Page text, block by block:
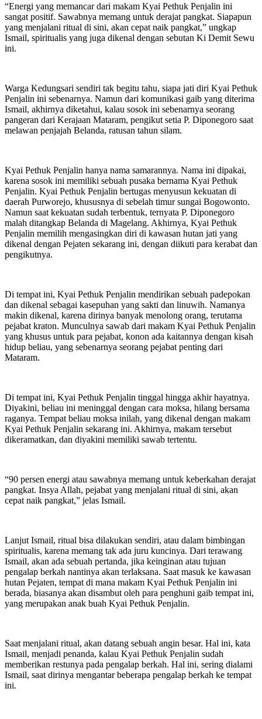
“Energi yang memancar dari makam Kyai Pethuk Penjalin ini
sangat positif. Sawabnya memang untuk derajat pangkat. Siapapun
yang menjalani ritual di sini, akan cepat naik pangkat,” ungkap
Ismail, spiritualis yang juga dikenal dengan sebutan Ki Demit Sewu
ini.
Warga Kedungsari sendiri tak begitu tahu, siapa jati diri Kyai Pethuk
Penjalin ini sebenarnya. Namun dari komunikasi gaib yang diterima
Ismail, akhirnya diketahui, kalau sosok ini sebenarnya seorang
pangeran dari Kerajaan Mataram, pengikut setia P. Diponegoro saat
melawan penjajah Belanda, ratusan tahun silam.
Kyai Pethuk Penjalin hanya nama samarannya. Nama ini dipakai,
karena sosok ini memiliki sebuah pusaka bernama Kyai Pethuk
Penjalin. Kyai Pethuk Penjalin bertugas menyusun kekuatan di
daerah Purworejo, khususnya di sebelah timur sungai Bogowonto.
Namun saat kekuatan sudah terbentuk, ternyata P. Diponegoro
malah ditangkap Belanda di Magelang. Akhirnya, Kyai Pethuk
Penjalin memilih mengasingkan diri di kawasan hutan jati yang
dikenal dengan Pejaten sekarang ini, dengan diikuti para kerabat dan
pengikutnya.
Di tempat ini, Kyai Pethuk Penjalin mendirikan sebuah padepokan
dan dikenal sebagai kasepuhan yang sakti dan linuwih. Namanya
makin dikenal, karena dirinya banyak menolong orang, terutama
pejabat kraton. Munculnya sawab dari makam Kyai Pethuk Penjalin
yang khusus untuk para pejabat, konon ada kaitannya dengan kisah
hidup beliau, yang sebenarnya seorang pejabat penting dari
Mataram.
Di tempat ini, Kyai Pethuk Penjalin tinggal hingga akhir hayatnya.
Diyakini, beliau ini meninggal dengan cara moksa, hilang bersama
raganya. Tempat beliau moksa inilah, yang dikenal dengan makam
Kyai Pethuk Penjalin sekarang ini. Akhirnya, makam tersebut
dikeramatkan, dan diyakini memiliki sawab tertentu.
“90 persen energi atau sawabnya memang untuk keberkahan derajat
pangkat. Insya Allah, pejabat yang menjalani ritual di sini, akan
cepat naik pangkat,” jelas Ismail.
Lanjut Ismail, ritual bisa dilakukan sendiri, atau dalam bimbingan
spiritualis, karena memang tak ada juru kuncinya. Dari terawang
Ismail, akan ada sebuah pertanda, jika keinginan atau tujuan
pengalap berkah nantinya akan terlaksana. Saat masuk ke kawasan
hutan Pejaten, tempat di mana makam Kyai Pethuk Penjalin ini
berada, biasanya akan disambut oleh para penghuni gaib tempat ini,
yang merupakan anak buah Kyai Pethuk Penjalin.
Saat menjalani ritual, akan datang sebuah angin besar. Hal ini, kata
Ismail, menjadi penanda, kalau Kyai Pethuk Penjalin sudah
memberikan restunya pada pengalap berkah. Hal ini, sering dialami
Ismail, saat dirinya mengantar beberapa pengalap berkah ke tempat
ini.